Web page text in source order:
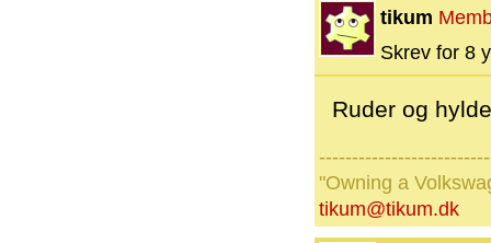
tikum
Skrev for 8
Ruder og
"Owning a
tikum@tikum.dk